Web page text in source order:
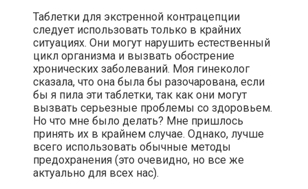
Таблетки для экстренной контрацепции
следует использовать только в крайних
ситуациях. Они могут нарушить естественный
цикл организма и вызвать обострение
хронических заболеваний. Моя гинеколог
сказала, что она была бы разочарована, если
бы я пила эти таблетки, так как они могут
вызвать серьезные проблемы со здоровьем.
Но что мне было делать? Мне пришлось
принять их в крайнем случае. Однако, лучше
всего использовать обычные методы
предохранения (это очевидно, но все же
актуально для всех нас).